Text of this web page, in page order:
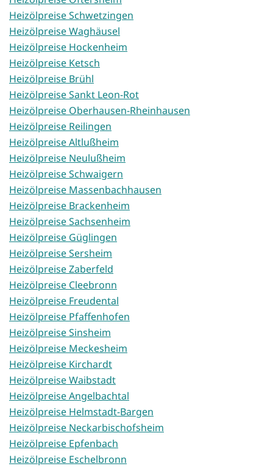
Heizölpreise Schwetzingen
Heizölpreise Waghäusel
Heizölpreise Hockenheim
Heizölpreise Ketsch
Heizölpreise Brühl
Heizölpreise Sankt Leon-Rot
Heizölpreise Oberhausen-Rheinhausen
Heizölpreise Reilingen
Heizölpreise Altlußheim
Heizölpreise Neulußheim
Heizölpreise Schwaigern
Heizölpreise Massenbachhausen
Heizölpreise Brackenheim
Heizölpreise Sachsenheim
Heizölpreise Güglingen
Heizölpreise Sersheim
Heizölpreise Zaberfeld
Heizölpreise Cleebronn
Heizölpreise Freudental
Heizölpreise Pfaffenhofen
Heizölpreise Sinsheim
Heizölpreise Meckesheim
Heizölpreise Kirchardt
Heizölpreise Waibstadt
Heizölpreise Angelbachtal
Heizölpreise Helmstadt-Bargen
Heizölpreise Neckarbischofsheim
Heizölpreise Epfenbach
Heizölpreise Eschelbronn